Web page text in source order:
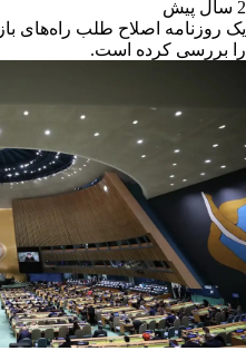
2 سال پیش
یک روزنامه اصلاح طلب راه‌های
را بررسی کرده است.